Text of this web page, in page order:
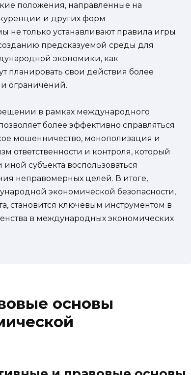
положения, направленные на
и других форм
не только устанавливают правила игры
предсказуемой среды для
экономики, как
планировать свои действия более
и ограничений.
в рамках международного
более эффективно справляться
мошенничество, монополизация и
ответственности и контроля, который
субъекта воспользоваться
неправомерных целей. В итоге,
экономической безопасности,
становится ключевым инструментом в
в международных экономических
основы